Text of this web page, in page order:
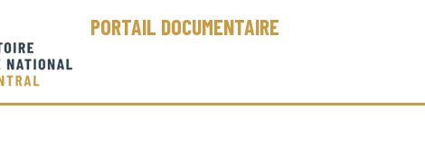
PORTAIL DOCUMENTAIRE